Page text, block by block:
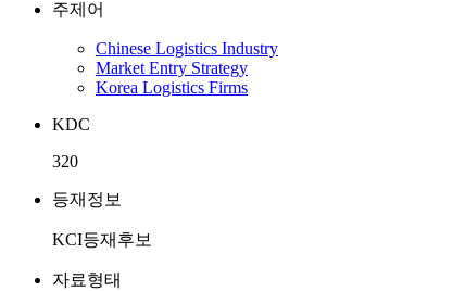
주제어
Chinese Logistics Industry
Market Entry Strategy
Korea Logistics Firms
KDC
320
등재정보
KCI등재후보
자료형태